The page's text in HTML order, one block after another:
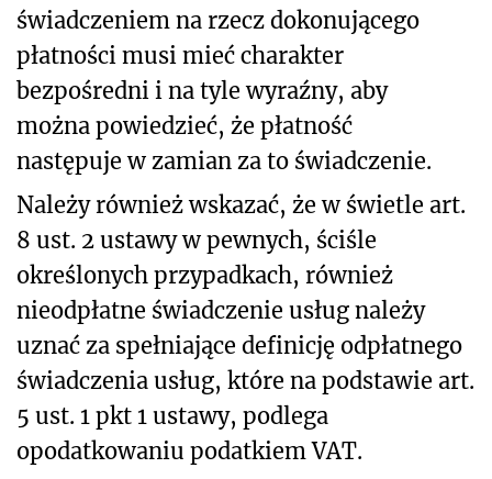
świadczeniem na rzecz dokonującego
płatności musi mieć charakter
bezpośredni i na tyle wyraźny, aby
można powiedzieć, że płatność
następuje w zamian za to świadczenie.
Należy również wskazać, że w świetle art.
8 ust. 2 ustawy w pewnych, ściśle
określonych przypadkach, również
nieodpłatne świadczenie usług należy
uznać za spełniające definicję odpłatnego
świadczenia usług, które na podstawie art.
5 ust. 1 pkt 1 ustawy, podlega
opodatkowaniu podatkiem VAT.